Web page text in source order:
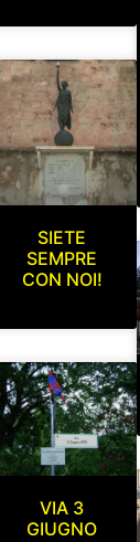
SIETE
SEMPRE
CON NOI!
VIA 3
GIUGNO